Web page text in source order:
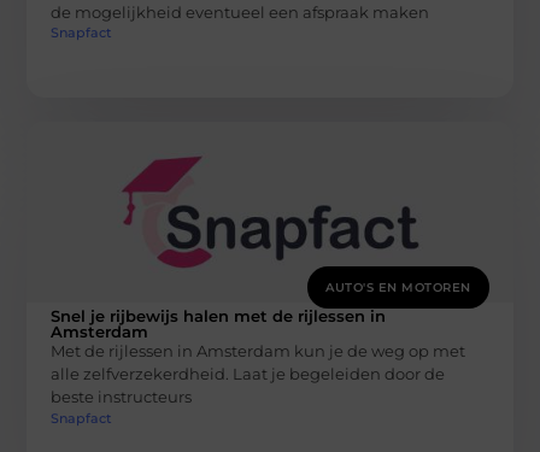
de mogelijkheid eventueel een afspraak maken
Snapfact
AUTO'S EN MOTOREN
Snel je rijbewijs halen met de rijlessen in
Amsterdam
Met de rijlessen in Amsterdam kun je de weg op met
alle zelfverzekerdheid. Laat je begeleiden door de
beste instructeurs
Snapfact